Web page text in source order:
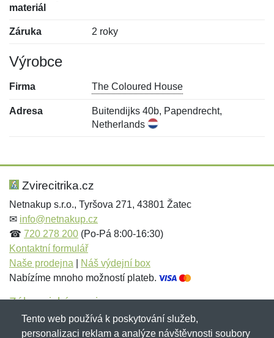
materiál
Záruka 2 roky
Výrobce
Firma The Coloured House
Adresa
Buitendijks 40b, Papendrecht,
Netherlands
Hodnocení:
Jméno: *
Jméno:
E-mail:*
Zvirecitrika.cz
Netnakup s.r.o., Tyršova 271, 43801 Žatec
✉ info@netnakup.cz
☎ 720 278 200 (Po-Pá 8:00-16:30)
Kontaktní formulář
Naše prodejna
Náš výdejní box
Nabízíme mnoho možností plateb.
Zákaznický servis
Novinky emailem
Tento web používá k poskytování služeb,
personalizaci reklam a analýze návštěvnosti soubory